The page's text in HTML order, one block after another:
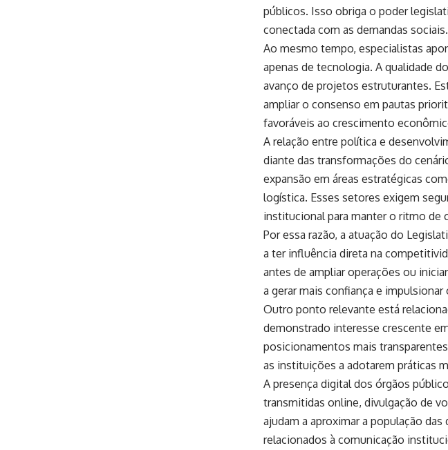
públicos. Isso obriga o poder
conectada com as demandas sociais.
Ao mesmo tempo, especialistas
apenas de tecnologia. A qualidade
avanço de projetos estruturantes.
ampliar o consenso em pautas
favoráveis ao crescimento
A relação entre política e
diante das transformações do
expansão em áreas estratégicas
logística. Esses setores exigem
institucional para manter o ritmo de
Por essa razão, a atuação do
a ter influência direta na
antes de ampliar operações ou
a gerar mais confiança e
Outro ponto relevante está
demonstrado interesse crescente
posicionamentos mais
as instituições a adotarem práticas
A presença digital dos órgãos
transmitidas online, divulgação de
ajudam a aproximar a população
relacionados à comunicação